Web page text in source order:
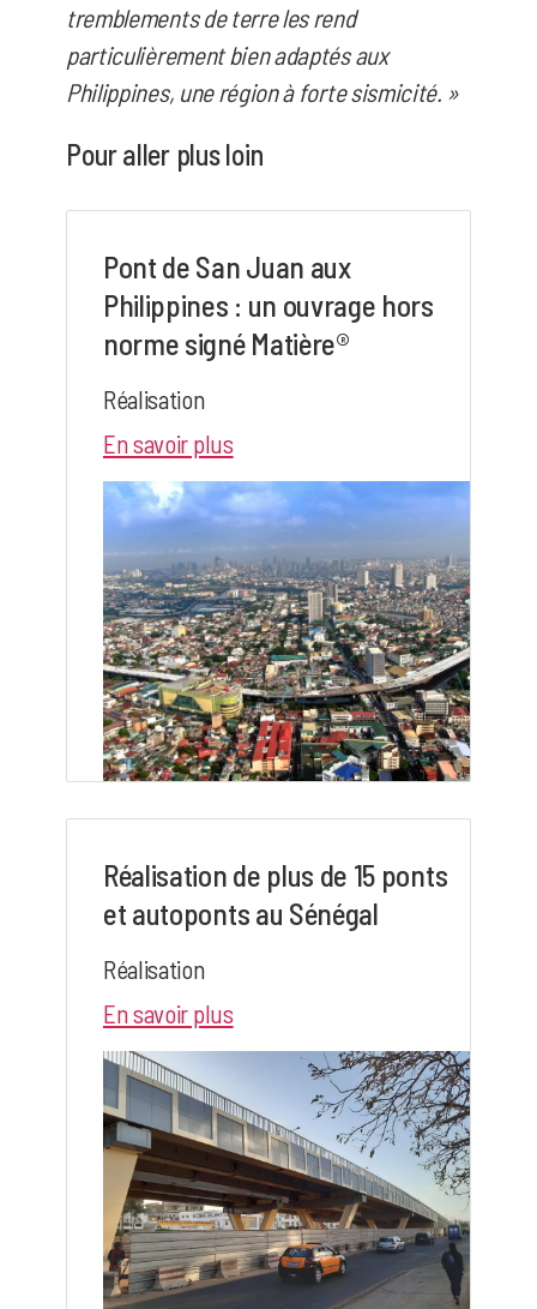
tremblements de terre les rend
particulièrement bien adaptés aux
Philippines, une région à forte sismicité. »
Pour aller plus loin
Pont de San Juan aux
Philippines : un ouvrage hors
norme signé Matière®
Réalisation
En savoir plus
Réalisation de plus de 15 ponts
et autoponts au Sénégal
Réalisation
En savoir plus